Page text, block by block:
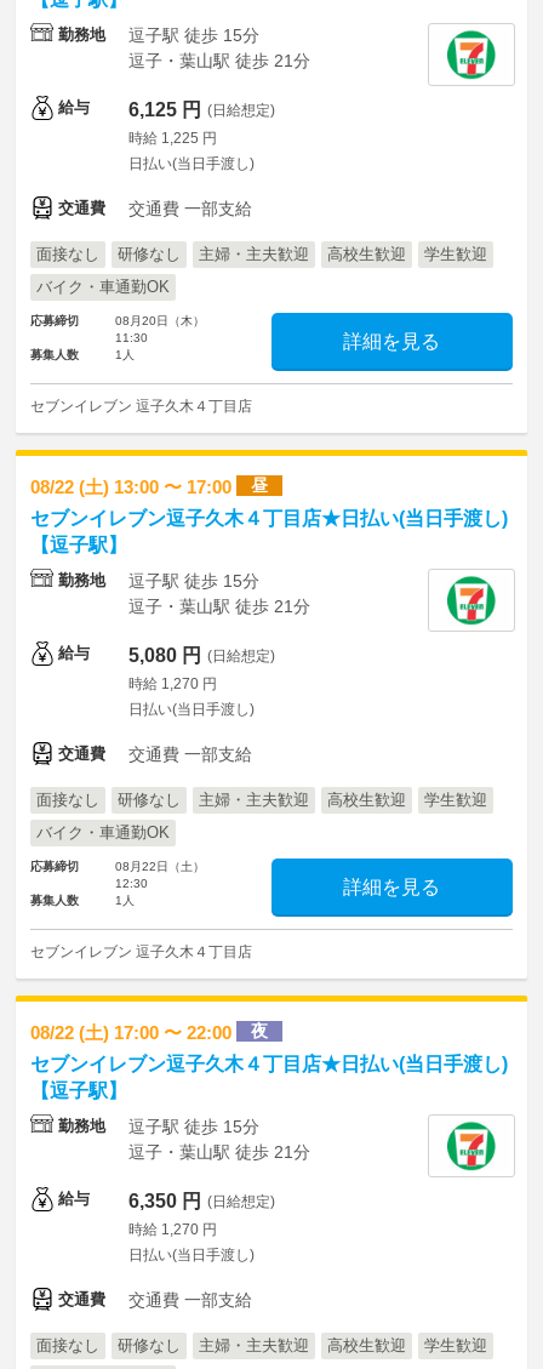
勤務地
逗子駅 徒歩 15分
逗子・葉山駅 徒歩 21分
給与 6,125 円 (日給想定)
時給 1,225 円
日払い(当日手渡し)
交通費 交通費 一部支給
面接なし 研修なし 主婦・主夫歓迎 高校生歓迎
学生歓迎
バイク・車通勤OK
応募締切
08月20日（木）
11:30
募集人数
1人
詳細を見る
セブンイレブン 逗子久木４丁目店
08/22 (土) 13:00 〜 17:00 昼
セブンイレブン逗子久木４丁目店★日払い(当日手渡し)
【逗子駅】
勤務地
逗子駅 徒歩 15分
逗子・葉山駅 徒歩 21分
給与 5,080 円 (日給想定)
時給 1,270 円
日払い(当日手渡し)
交通費 交通費 一部支給
面接なし 研修なし 主婦・主夫歓迎 高校生歓迎
学生歓迎
バイク・車通勤OK
応募締切
08月22日（土）
12:30
募集人数
1人
詳細を見る
セブンイレブン 逗子久木４丁目店
08/22 (土) 17:00 〜 22:00 夜
セブンイレブン逗子久木４丁目店★日払い(当日手渡し)
【逗子駅】
勤務地
逗子駅 徒歩 15分
逗子・葉山駅 徒歩 21分
給与 6,350 円 (日給想定)
時給 1,270 円
日払い(当日手渡し)
交通費 交通費 一部支給
面接なし 研修なし 主婦・主夫歓迎 高校生歓迎
学生歓迎